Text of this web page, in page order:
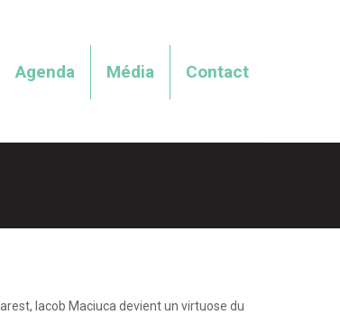
Agenda Média Contact
Iacob Maciuca devient un virtuose du